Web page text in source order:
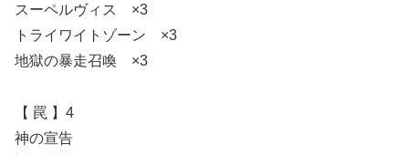
スーペルヴィス ×3
トライワイトゾーン ×3
地獄の暴走召喚 ×3
【 罠 】4
神の宣告